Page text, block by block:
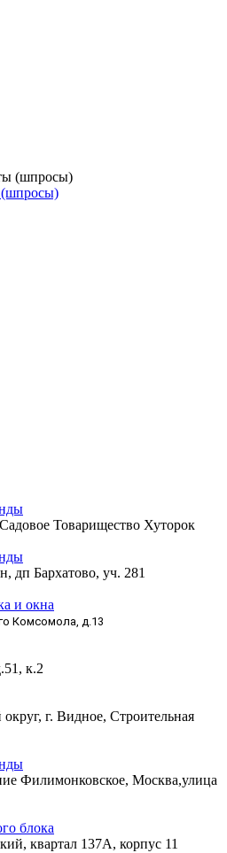
(шпросы)
Товарищество Хуторок
Бархатово, уч. 281
и окна
Комсомола, д.13
к.2
г. Видное, Строительная
Филимонковское, Москва,улица
блока
квартал 137А, корпус 11